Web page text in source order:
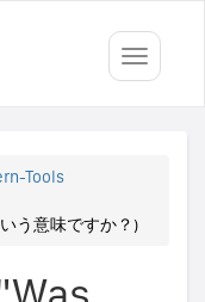
Toggle
Tools
う意味ですか？)